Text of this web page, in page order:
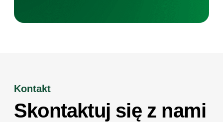
Kontakt
Skontaktuj się z nami